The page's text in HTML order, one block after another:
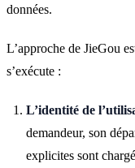
données.
L’approche de JieGou
s’exécute :
L’identité de
demandeur, son
explicites sont